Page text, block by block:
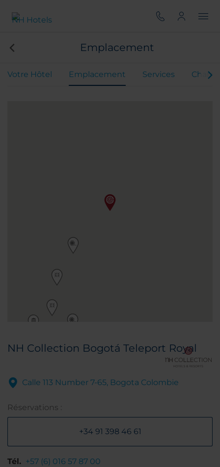
Emplacement
Votre Hôtel Emplacement Services
NH Collection Bogotá Teleport Royal
Calle 113 Number 7-65, Bogota Colombie
Réservations :
+34 91 398 46 61
Tél. +57 (6) 016 57 87 00